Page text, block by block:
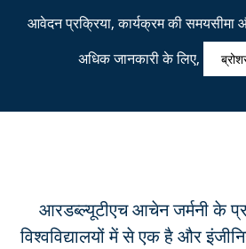
आवेदन प्रक्रिया, कार्यक्रम की
अधिक जानकारी के लिए,
आरडब्ल्यूटीएच आचेन जर्मनी के
विश्वविद्यालयों में से एक है और